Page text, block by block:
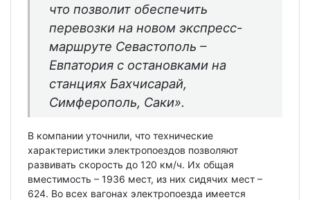
что позволит обеспечить
перевозки на новом экспресс-
маршруте Севастополь –
Евпатория с остановками на
станциях Бахчисарай,
Симферополь, Саки».
В компании уточнили, что технические
характеристики электропоездов позволяют
развивать скорость до 120 км/ч. Их общая
вместимость – 1936 мест, из них сидячих мест –
624. Во всех вагонах электропоезда имеется